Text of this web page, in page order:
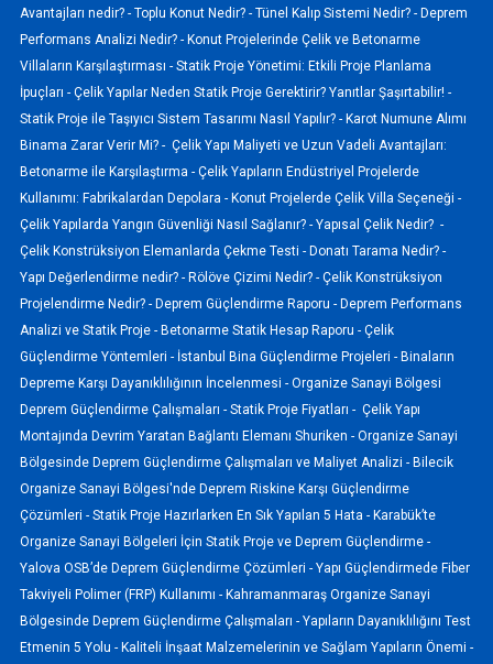
Avantajları nedir? - Toplu Konut Nedir? - Tünel Kalıp Sistemi Nedir? - Deprem
Performans Analizi Nedir? - Konut Projelerinde Çelik ve Betonarme
Villaların Karşılaştırması - Statik Proje Yönetimi: Etkili Proje Planlama
İpuçları - Çelik Yapılar Neden Statik Proje Gerektirir? Yanıtlar Şaşırtabilir! -
Statik Proje ile Taşıyıcı Sistem Tasarımı Nasıl Yapılır? - Karot Numune Alımı
Binama Zarar Verir Mi? - Çelik Yapı Maliyeti ve Uzun Vadeli Avantajları:
Betonarme ile Karşılaştırma - Çelik Yapıların Endüstriyel Projelerde
Kullanımı: Fabrikalardan Depolara - Konut Projelerde Çelik Villa Seçeneği -
Çelik Yapılarda Yangın Güvenliği Nasıl Sağlanır? - Yapısal Çelik Nedir? -
Çelik Konstrüksiyon Elemanlarda Çekme Testi - Donatı Tarama Nedir? -
Yapı Değerlendirme nedir? - Rölöve Çizimi Nedir? - Çelik Konstrüksiyon
Projelendirme Nedir? - Deprem Güçlendirme Raporu - Deprem Performans
Analizi ve Statik Proje - Betonarme Statik Hesap Raporu - Çelik
Güçlendirme Yöntemleri - İstanbul Bina Güçlendirme Projeleri - Binaların
Depreme Karşı Dayanıklılığının İncelenmesi - Organize Sanayi Bölgesi
Deprem Güçlendirme Çalışmaları - Statik Proje Fiyatları - Çelik Yapı
Montajında Devrim Yaratan Bağlantı Elemanı Shuriken - Organize Sanayi
Bölgesinde Deprem Güçlendirme Çalışmaları ve Maliyet Analizi - Bilecik
Organize Sanayi Bölgesi'nde Deprem Riskine Karşı Güçlendirme
Çözümleri - Statik Proje Hazırlarken En Sık Yapılan 5 Hata - Karabük’te
Organize Sanayi Bölgeleri İçin Statik Proje ve Deprem Güçlendirme -
Yalova OSB’de Deprem Güçlendirme Çözümleri - Yapı Güçlendirmede Fiber
Takviyeli Polimer (FRP) Kullanımı - Kahramanmaraş Organize Sanayi
Bölgesinde Deprem Güçlendirme Çalışmaları - Yapıların Dayanıklılığını Test
Etmenin 5 Yolu - Kaliteli İnşaat Malzemelerinin ve Sağlam Yapıların Önemi -